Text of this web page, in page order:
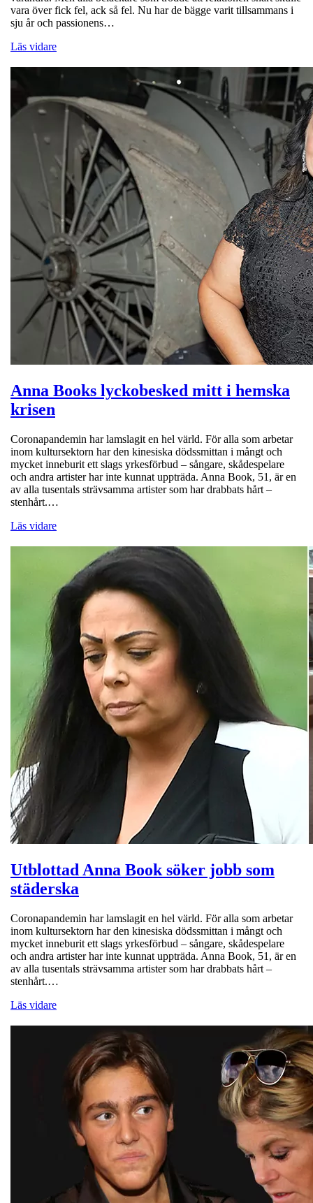
vara över fick fel, ack så fel. Nu har de bägge varit tillsammans i
sju år och passionens…
Läs vidare
Anna Books lyckobesked mitt i hemska
krisen
Coronapandemin har lamslagit en hel värld. För alla som arbetar
inom kultursektorn har den kinesiska dödssmittan i mångt och
mycket inneburit ett slags yrkesförbud – sångare, skådespelare
och andra artister har inte kunnat uppträda. Anna Book, 51, är en
av alla tusentals strävsamma artister som har drabbats hårt –
stenhårt.…
Läs vidare
Utblottad Anna Book söker jobb som
städerska
Coronapandemin har lamslagit en hel värld. För alla som arbetar
inom kultursektorn har den kinesiska dödssmittan i mångt och
mycket inneburit ett slags yrkesförbud – sångare, skådespelare
och andra artister har inte kunnat uppträda. Anna Book, 51, är en
av alla tusentals strävsamma artister som har drabbats hårt –
stenhårt.…
Läs vidare